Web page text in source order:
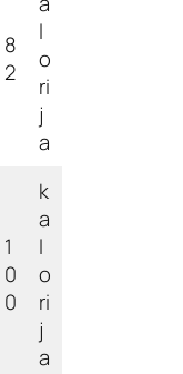
8
2
l
o
ri
j
a
1
0
0
k
a
l
o
ri
j
a